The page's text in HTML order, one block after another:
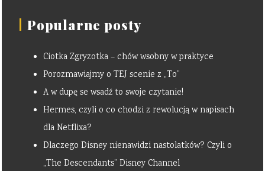
Popularne posty
Ciotka Zgryzotka – chów wsobny w praktyce
Porozmawiajmy o TEJ scenie z „To”
A w dupę se wsadź to swoje czytanie!
Hermes, czyli o co chodzi z rewolucją w napisach
dla Netflixa?
Dlaczego Disney nienawidzi nastolatków? Czyli o
„The Descendants” Disney Channel